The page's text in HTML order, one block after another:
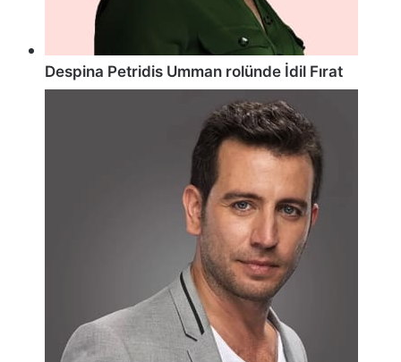
Despina Petridis Umman rolünde İdil Fırat